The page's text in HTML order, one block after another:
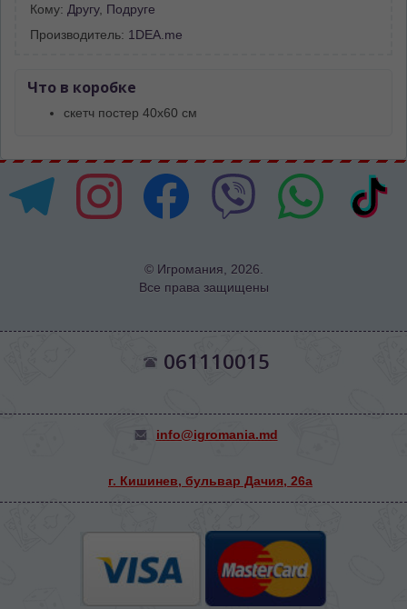
Кому: Другу, Подруге
Производитель: 1DEA.me
Что в коробке
скетч постер 40х60 см
© Игромания, 2026.
Все права защищены
061110015
info@igromania.md
г. Кишинев, бульвар Дачия, 26а